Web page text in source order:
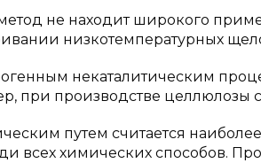
не находит широкого
низкотемпературных
некаталитическим
при производстве целлюлозы
путем считается
всех химических способов.